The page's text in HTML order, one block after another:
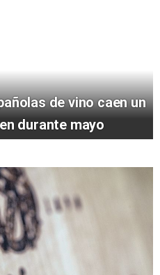
de vino caen un
durante mayo